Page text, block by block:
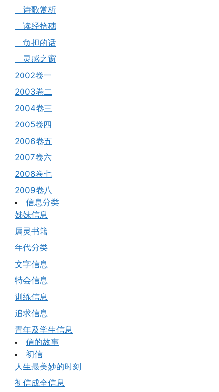
诗歌赏析
读经拾穗
负担的话
灵感之窗
2002卷一
2003卷二
2004卷三
2005卷四
2006卷五
2007卷六
2008卷七
2009卷八
信息分类
姊妹信息
属灵书籍
年代分类
文字信息
特会信息
训练信息
追求信息
青年及学生信息
信的故事
初信
人生最美妙的时刻
初信成全信息